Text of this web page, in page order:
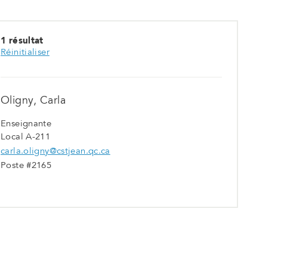
1 résultat
Réinitialiser
Oligny, Carla
Enseignante
Local A-211
carla.oligny@cstjean.qc.ca
Poste #2165